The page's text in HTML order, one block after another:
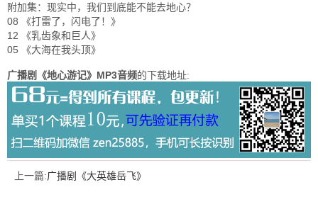
附加集：现实中，我们到底能不能去地心？
08 《打雷了，闪电了！》
12 《乳齿象和巨人》
05 《大海在我头顶》
广播剧《地心游记》MP3音频的下载地址:
上一篇:广播剧《大英雄岳飞》